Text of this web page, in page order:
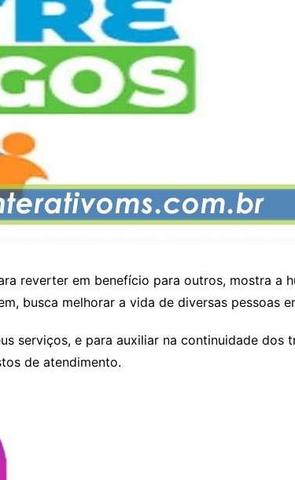
reverter em benefício para outros, mostra a
busca melhorar a vida de diversas pessoas
serviços, e para auxiliar na continuidade dos
de atendimento.